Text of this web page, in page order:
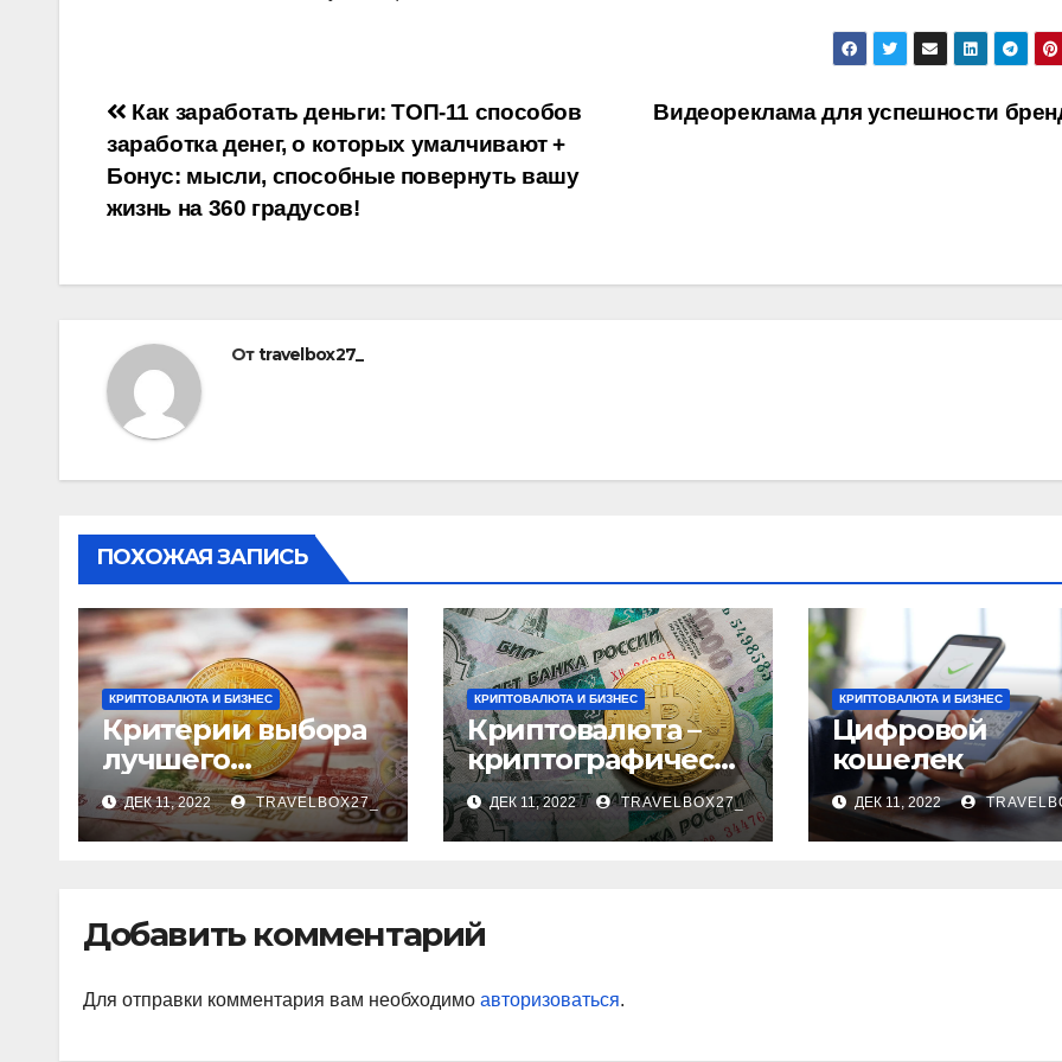
Навигация
по
записям
Видеореклама для успешности
Как заработать деньги: ТОП-11 способов
заработка денег, о которых умалчивают +
Бонус: мысли, способные повернуть вашу
жизнь на 360 градусов!
Отtravelbox27_
ПОХОЖАЯ ЗАПИСЬ
КРИПТОВАЛЮТА И БИЗНЕС
Критерии выбора
лучшего
обменника
ДЕК 11, 2022 TRAVELBOX27_
КРИПТОВАЛЮТА И БИЗНЕС
Криптовалюта –
криптографическ
ий бизнес
ДЕК 11, 2022 TRAVELBOX27_
КРИПТОВАЛЮТА И БИЗНЕС
Цифровой
кошелек
ДЕК 11, 2022
Добавить комментарий
Для отправки комментария вам необходимо авторизоваться.